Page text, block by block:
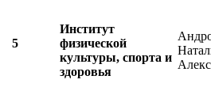
5
Институт
физической
культуры, спорта и
здоровья